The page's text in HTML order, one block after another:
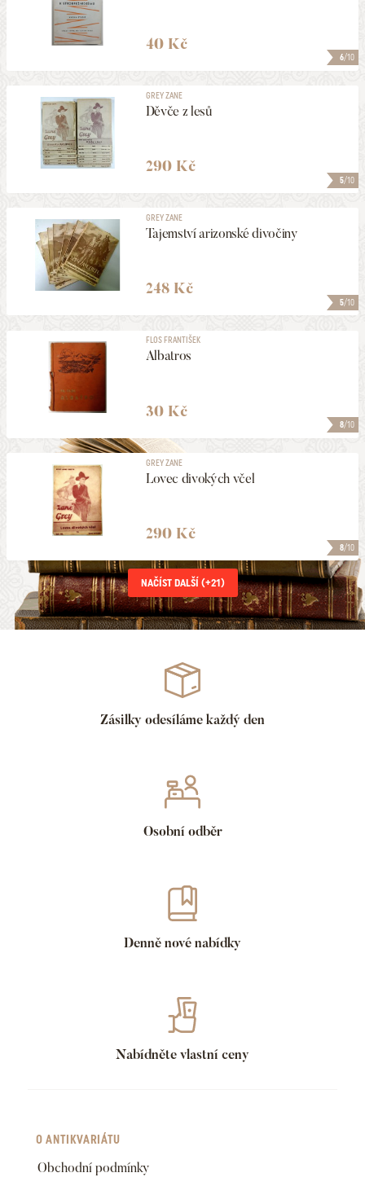
6/10
40 Kč
5/10
GREY ZANE
Děvče z lesů
290 Kč
5/10
GREY ZANE
Tajemství arizonské divočiny
248 Kč
8/10
FLOS FRANTIŠEK
Albatros
30 Kč
8/10
GREY ZANE
Lovec divokých včel
290 Kč
NAČÍST DALŠÍ (+21)
Zásilky odesíláme každý den
Osobní odběr
Denně nové nabídky
Nabídněte vlastní ceny
O ANTIKVARIÁTU
Obchodní podmínky